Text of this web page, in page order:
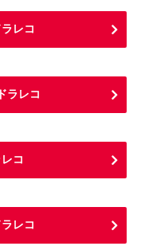
レコ
ラレコ
コ
レコ